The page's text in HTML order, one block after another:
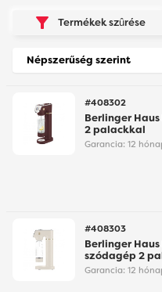
Termékek szûrése
#408302
Berlinger
2 palackkal
Garancia: 12
#408303
Berlinger
szódagép 2
Garancia: 12